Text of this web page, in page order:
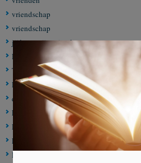
vriendschap
vriendschap
jij bent mijn vriend
Mijn beste vriend
Trouwe vriend
Had ik maar een vriend
deze bloemen
Een vriend
Mijn jeugd vriend Wouter
Een overleden vriend
Ben jij